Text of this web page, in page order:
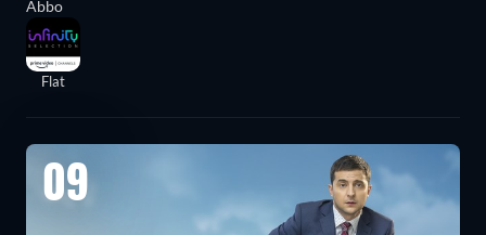
Abbo
Flat
09